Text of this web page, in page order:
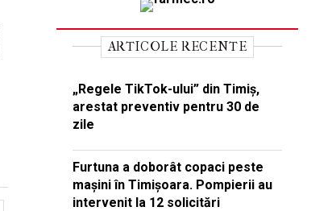
ARTICOLE RECENTE
„Regele TikTok-ului” din Timiș,
arestat preventiv pentru 30 de
zile
Furtuna a doborât copaci peste
mașini în Timișoara. Pompierii au
intervenit la 12 solicitări